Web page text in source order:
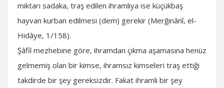
miktarı sadaka, traş edilen ihramlıya ise küçükbaş
hayvan kurban edilmesi (dem) gerekir (Merğinânî, el-
Hidâye, 1/158).
Şâfiî mezhebine göre, ihramdan çıkma aşamasına henüz
gelmemiş olan bir kimse, ihramsız kimseleri traş ettiği
takdirde bir şey gereksizdir. Fakat ihramlı bir şey